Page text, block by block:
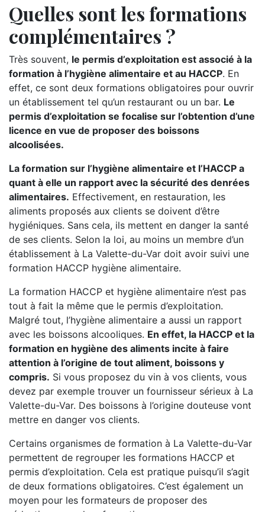
Quelles sont les formations
complémentaires ?
Très souvent, le permis d’exploitation est associé à la
formation à l’hygiène alimentaire et au HACCP. En
effet, ce sont deux formations obligatoires pour ouvrir
un établissement tel qu’un restaurant ou un bar. Le
permis d’exploitation se focalise sur l’obtention d’une
licence en vue de proposer des boissons
alcoolisées.
La formation sur l’hygiène alimentaire et l’HACCP a
quant à elle un rapport avec la sécurité des denrées
alimentaires. Effectivement, en restauration, les
aliments proposés aux clients se doivent d’être
hygiéniques. Sans cela, ils mettent en danger la santé
de ses clients. Selon la loi, au moins un membre d’un
établissement à La Valette-du-Var doit avoir suivi une
formation HACCP hygiène alimentaire.
La formation HACCP et hygiène alimentaire n’est pas
tout à fait la même que le permis d’exploitation.
Malgré tout, l’hygiène alimentaire a aussi un rapport
avec les boissons alcooliques. En effet, la HACCP et la
formation en hygiène des aliments incite à faire
attention à l’origine de tout aliment, boissons y
compris. Si vous proposez du vin à vos clients, vous
devez par exemple trouver un fournisseur sérieux à La
Valette-du-Var. Des boissons à l’origine douteuse vont
mettre en danger vos clients.
Certains organismes de formation à La Valette-du-Var
permettent de regrouper les formations HACCP et
permis d’exploitation. Cela est pratique puisqu’il s’agit
de deux formations obligatoires. C’est également un
moyen pour les formateurs de proposer des